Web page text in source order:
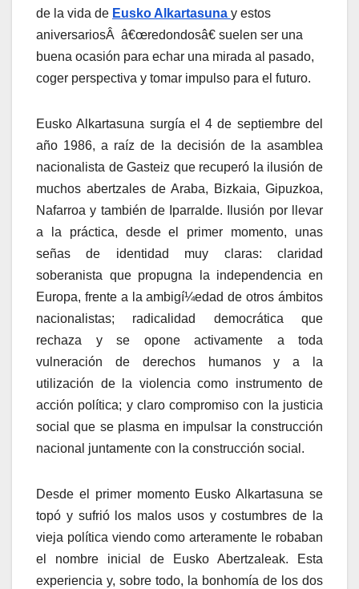
de la vida de Eusko Alkartasuna y estos
aniversariosÂ â€œredondosâ€ suelen ser una
buena ocasión para echar una mirada al pasado,
coger perspectiva y tomar impulso para el futuro.
Eusko Alkartasuna surgí­a el 4 de septiembre del
año 1986, a raí­z de la decisión de la asamblea
nacionalista de Gasteiz que recuperó la ilusión de
muchos abertzales de Araba, Bizkaia, Gipuzkoa,
Nafarroa y también de Iparralde. Ilusión por llevar
a la práctica, desde el primer momento, unas
señas de identidad muy claras: claridad
soberanista que propugna la independencia en
Europa, frente a la ambigí¼edad de otros ámbitos
nacionalistas; radicalidad democrática que
rechaza y se opone activamente a toda
vulneración de derechos humanos y a la
utilización de la violencia como instrumento de
acción polí­tica; y claro compromiso con la justicia
social que se plasma en impulsar la construcción
nacional juntamente con la construcción social.
Desde el primer momento Eusko Alkartasuna se
topó y sufrió los malos usos y costumbres de la
vieja polí­tica viendo como arteramente le robaban
el nombre inicial de Eusko Abertzaleak. Esta
experiencia y, sobre todo, la bonhomí­a de los dos